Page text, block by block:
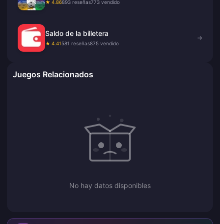
★ 4.86893 reseñas773 vendido
Saldo de la billetera
★ 4.41581 reseñas875 vendido
→
Juegos Relacionados
No hay datos disponibles